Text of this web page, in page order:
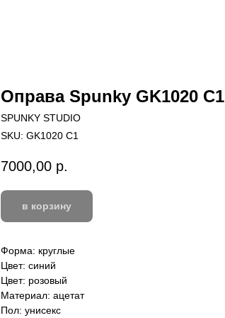
Оправа Spunky GK1020 C1
SPUNKY STUDIO
SKU: GK1020 C1
7000,00 р.
в корзину
Форма: круглые
Цвет: синий
Цвет: розовый
Материал: ацетат
Пол: унисекс